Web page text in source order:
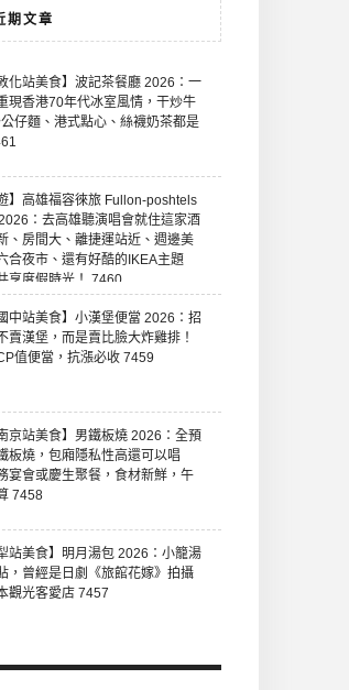
期文章
化站美食】波記茶餐廳 2026：一
現香港70年代冰室風情，干炒牛
仔麵、港式點心、絲襪奶茶都是
】高雄福容徠旅 Fullon-poshtels
：去高雄聽演唱會就住這家酒
、房間大、離捷運站近、週邊美
合夜市、還有好酷的IKEA主題
享度假時光！ 7460
中站美食】小漢堡便當 2026：招
賣漢堡，而是賣比臉大炸雞排！
值便當，抗漲必收 7459
京站美食】男鐵板燒 2026：全預
板燒，包廂隱私性高還可以唱
宴會或慶生聚餐，食材新鮮，午
7458
站美食】明月湯包 2026：小籠湯
，曾經是日劇《旅館花嫁》拍攝
觀光客愛店 7457